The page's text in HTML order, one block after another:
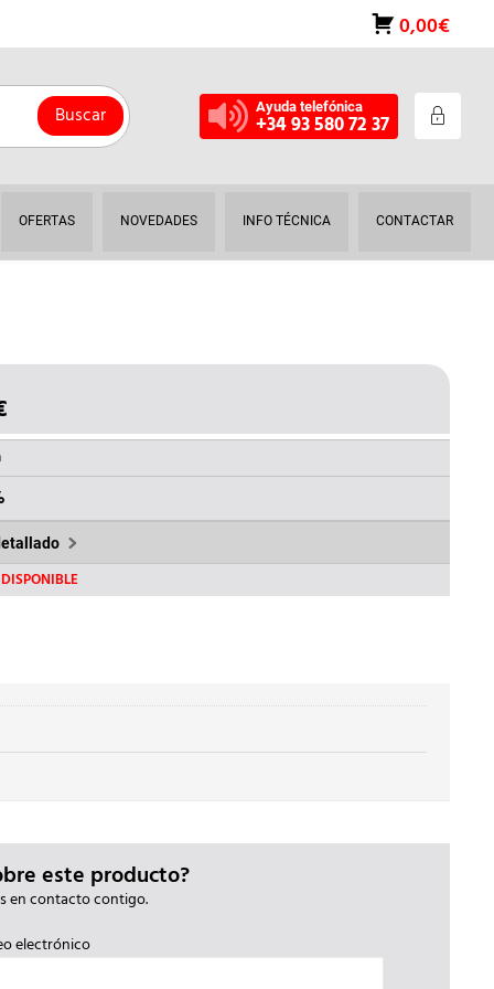
0,00€
Buscar Ayuda telefónica
+34 93 580 72 37
OFERTAS NOVEDADES INFO TÉCNICA CONTACTAR
EL
PRECIO
ES:
este producto?
en contacto contigo.
electrónico